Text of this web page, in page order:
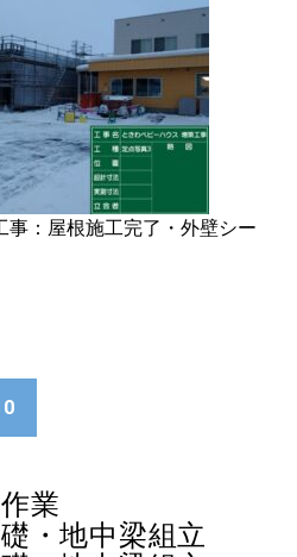
：屋根施工完了・外壁シー
業
礎・地中梁組立